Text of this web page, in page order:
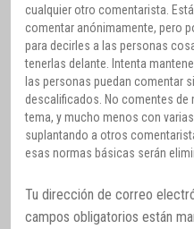
cualquier otro comentarista.
comentar anónimamente, pero
para decirles a las personas
tenerlas delante. Intenta
las personas puedan comentar
descalificados. No comentes de
tema, y mucho menos con
suplantando a otros
esas normas básicas serán
Tu dirección de correo
campos obligatorios están